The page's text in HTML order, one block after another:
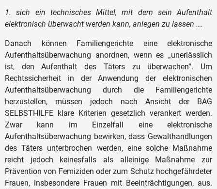
1. sich ein technisches Mittel, mit dem sein Aufenthalt
elektronisch überwacht werden kann, anlegen zu lassen ….
Danach können Familiengerichte eine elektronische
Aufenthaltsüberwachung anordnen, wenn es „unerlässlich
ist, den Aufenthalt des Täters zu überwachen“. Um
Rechtssicherheit in der Anwendung der elektronischen
Aufenthaltsüberwachung durch die Familiengerichte
herzustellen, müssen jedoch nach Ansicht der BAG
SELBSTHILFE klare Kriterien gesetzlich verankert werden.
Zwar kann im Einzelfall eine elektronische
Aufenthaltsüberwachung bewirken, dass Gewalthandlungen
des Täters unterbrochen werden, eine solche Maßnahme
reicht jedoch keinesfalls als alleinige Maßnahme zur
Prävention von Femiziden oder zum Schutz hochgefährdeter
Frauen, insbesondere Frauen mit Beeinträchtigungen, aus.